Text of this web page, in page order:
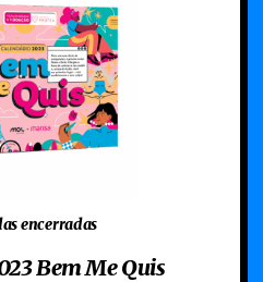
encerradas
Bem Me Quis